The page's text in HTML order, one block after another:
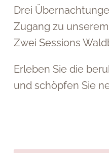
Drei
Zugang zu
Zwei Sessions
Erleben Sie die
und schöpfen Sie